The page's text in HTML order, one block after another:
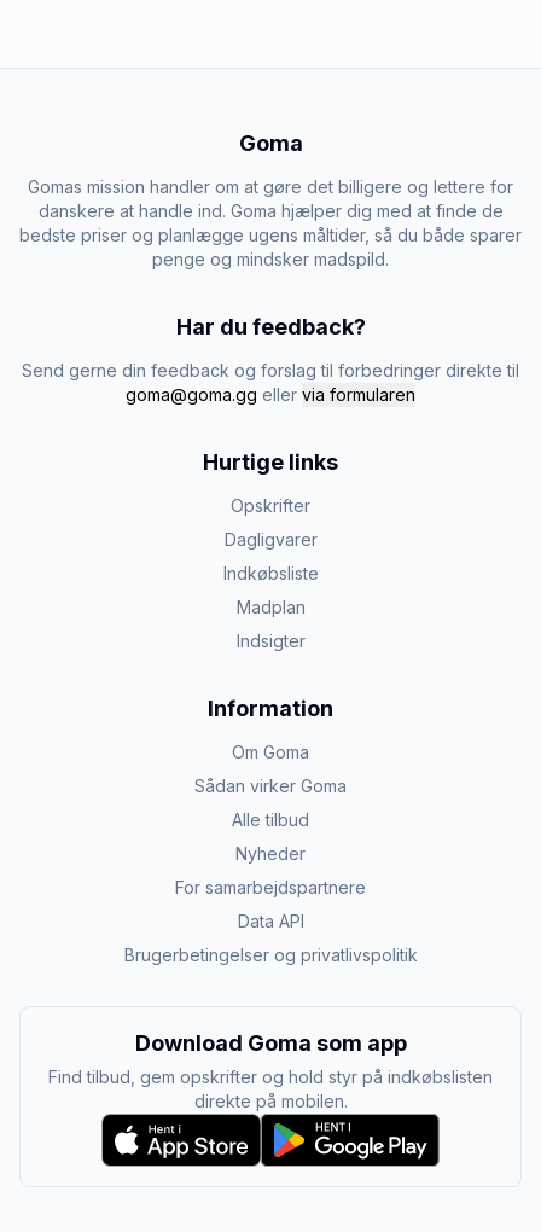
Goma
Gomas mission handler om at gøre det billigere og lettere for
danskere at handle ind. Goma hjælper dig med at finde de
bedste priser og planlægge ugens måltider, så du både sparer
penge og mindsker madspild.
Har du feedback?
Send gerne din feedback og forslag til forbedringer direkte til
goma@goma.gg eller via formularen
Hurtige links
Opskrifter
Dagligvarer
Indkøbsliste
Madplan
Indsigter
Information
Om Goma
Sådan virker Goma
Alle tilbud
Nyheder
For samarbejdspartnere
Data API
Brugerbetingelser og privatlivspolitik
Download Goma som app
Find tilbud, gem opskrifter og hold styr på indkøbslisten
direkte på mobilen.